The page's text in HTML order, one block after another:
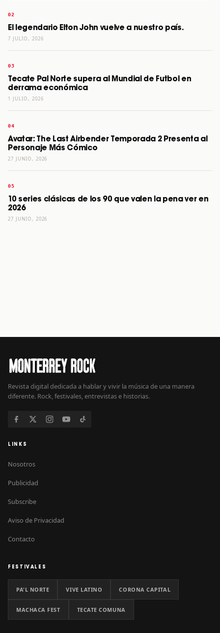
El legendario Elton John vuelve a nuestro país.
7 JULIO, 2026
Tecate Pal Norte supera al Mundial de Futbol en
derrama económica
1 JULIO, 2026
Avatar: The Last Airbender Temporada 2 Presenta al
Personaje Más Cómico
27 JUNIO, 2026
10 series clásicas de los 90 que valen la pena ver en
2026
27 JUNIO, 2026
Revista digital dedicada a hablar y vivir la música de una manera
diferente. Rock, festivales, entrevistas e historias.
LINKS
Nosotros
Publicidad
Subscribe
Aviso de Privacidad
Contacto
FESTIVALES
PA'L NORTE VIVE LATINO CORONA CAPITAL
MACHACA FEST TECATE COMUNA